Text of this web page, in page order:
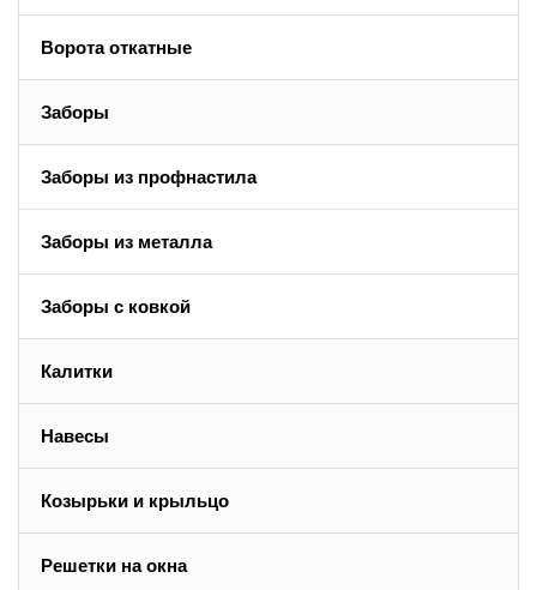
Ворота откатные
Заборы
Заборы из профнастила
Заборы из металла
Заборы с ковкой
Калитки
Навесы
Козырьки и крыльцо
Решетки на окна